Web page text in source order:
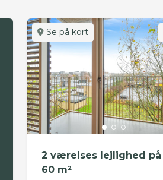
Se på kort
2 værelses lejlighed på
60 m²